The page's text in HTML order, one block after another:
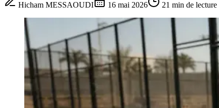
Hicham MESSAOUDI 16 mai 2026 21 min de lecture